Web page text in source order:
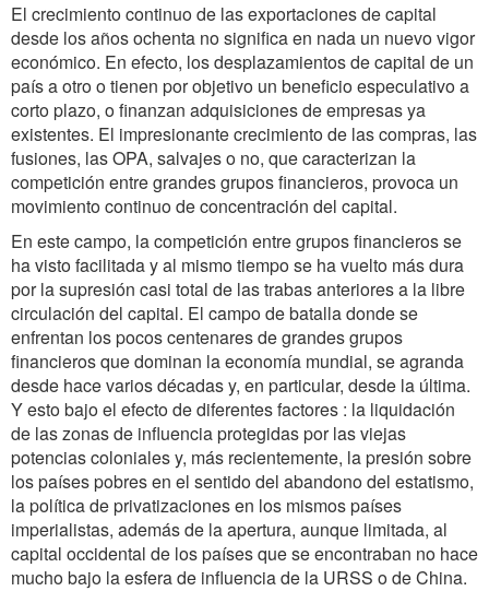
El crecimiento continuo de las exportaciones de capital
desde los años ochenta no significa en nada un nuevo vigor
económico. En efecto, los desplazamientos de capital de un
país a otro o tienen por objetivo un beneficio especulativo a
corto plazo, o finanzan adquisiciones de empresas ya
existentes. El impresionante crecimiento de las compras, las
fusiones, las OPA, salvajes o no, que caracterizan la
competición entre grandes grupos financieros, provoca un
movimiento continuo de concentración del capital.
En este campo, la competición entre grupos financieros se
ha visto facilitada y al mismo tiempo se ha vuelto más dura
por la supresión casi total de las trabas anteriores a la libre
circulación del capital. El campo de batalla donde se
enfrentan los pocos centenares de grandes grupos
financieros que dominan la economía mundial, se agranda
desde hace varios décadas y, en particular, desde la última.
Y esto bajo el efecto de diferentes factores : la liquidación
de las zonas de influencia protegidas por las viejas
potencias coloniales y, más recientemente, la presión sobre
los países pobres en el sentido del abandono del estatismo,
la política de privatizaciones en los mismos países
imperialistas, además de la apertura, aunque limitada, al
capital occidental de los países que se encontraban no hace
mucho bajo la esfera de influencia de la URSS o de China.